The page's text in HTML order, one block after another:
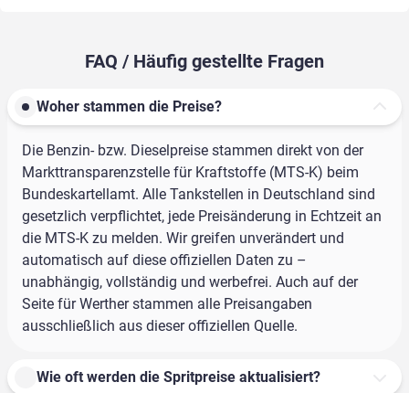
FAQ / Häufig gestellte Fragen
Woher stammen die Preise?
Die Benzin- bzw. Dieselpreise stammen direkt von der
Markttransparenzstelle für Kraftstoffe (MTS-K) beim
Bundeskartellamt. Alle Tankstellen in Deutschland sind
gesetzlich verpflichtet, jede Preisänderung in Echtzeit an
die MTS-K zu melden. Wir greifen unverändert und
automatisch auf diese offiziellen Daten zu –
unabhängig, vollständig und werbefrei. Auch auf der
Seite für Werther stammen alle Preisangaben
ausschließlich aus dieser offiziellen Quelle.
Wie oft werden die Spritpreise aktualisiert?